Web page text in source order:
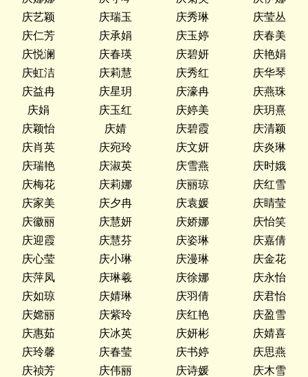
庆艺颖
庆瑞玉 庆秀琳
庆莹丛
庆仁芳
庆承娟 庆玉婷
庆春美
庆悦澜
庆春瑛 庆碧妍
庆艳娟
庆虹洁
庆莉慧 庆秀红
庆华琴
庆益冉
庆星玥 庆濠冉
庆燕珠
庆娟
庆玉红 庆婷美
庆玥熹
庆颖怡
庆婧 庆碧霞
庆清颖
庆肖英
庆宛玲 庆文妍
庆炎琳
庆瑞艳
庆淑英 庆雪燕
庆时娥
庆梅花
庆莉娜 庆丽琼
庆红雪
庆家美
庆夕冉 庆袁媛
庆睛莹
庆徽丽
庆慧妍 庆娇娜
庆怡笑
庆迎霞
庆慧芬 庆姿琳
庆嘉倩
庆心莹
庆小琳 庆漫琳
庆金花
庆萍凤
庆琳羲 庆徐娜
庆永怡
庆如琼
庆婧琳 庆羽倩
庆君怡
庆嫦丽
庆紫玲 庆红艳
庆盈雪
庆惠茹
庆冰英 庆妍彬
庆婧喜
庆玲馨
庆春莹 庆书婷
庆思燕
庆祯芳
庆伟丽 庆诗媛
庆木雪